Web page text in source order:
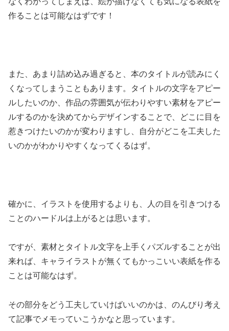
作ることは可能なはずです！
また、あまり詰め込み過ぎると、本のタイトルが読みにく
くなってしまうこともあります。タイトルの文字をアピー
ルしたいのか、作品の雰囲気が伝わりやすい素材をアピー
ルするのかを決めてからデザインすることで、どこに目を
惹きつけたいのかが変わりますし、自分がどこを工夫した
いのかがわかりやすくなってくるはず。
確かに、イラストを使用するよりも、人の目を引きつける
ことのハードルは上がるとは思います。
ですが、素材とタイトル文字を上手くパズルすることが出
来れば、キャライラストが無くてもかっこいい表紙を作る
ことは可能なはず。
その部分をどう工夫していけばいいのかは、のんびり考え
て記事でメモっていこうかなと思っています。